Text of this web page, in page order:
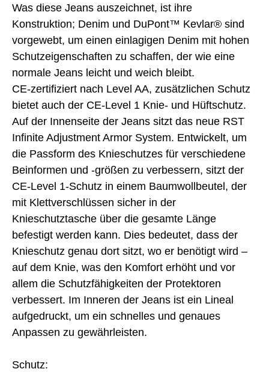
Was diese Jeans auszeichnet, ist ihre
Konstruktion; Denim und DuPont™ Kevlar® sind
vorgewebt, um einen einlagigen Denim mit hohen
Schutzeigenschaften zu schaffen, der wie eine
normale Jeans leicht und weich bleibt.
CE-zertifiziert nach Level AA, zusätzlichen Schutz
bietet auch der CE-Level 1 Knie- und Hüftschutz.
Auf der Innenseite der Jeans sitzt das neue RST
Infinite Adjustment Armor System. Entwickelt, um
die Passform des Knieschutzes für verschiedene
Beinformen und -größen zu verbessern, sitzt der
CE-Level 1-Schutz in einem Baumwollbeutel, der
mit Klettverschlüssen sicher in der
Knieschutztasche über die gesamte Länge
befestigt werden kann. Dies bedeutet, dass der
Knieschutz genau dort sitzt, wo er benötigt wird –
auf dem Knie, was den Komfort erhöht und vor
allem die Schutzfähigkeiten der Protektoren
verbessert. Im Inneren der Jeans ist ein Lineal
aufgedruckt, um ein schnelles und genaues
Anpassen zu gewährleisten.
Schutz: